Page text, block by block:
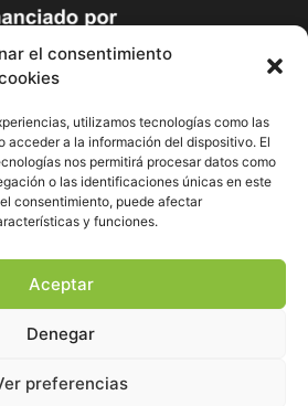
el consentimiento
utilizamos tecnologías como las
acceder a la información del dispositivo. El
nos permitirá procesar datos como
o las identificaciones únicas en este
consentimiento, puede afectar
y funciones.
Aceptar
Denegar
preferencias
qué podemos ayudarte?